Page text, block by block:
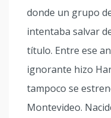
donde un grupo
intentaba salvar
título. Entre ese
ignorante hizo
tampoco se
Montevideo.